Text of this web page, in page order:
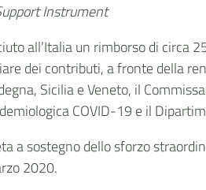
Instrument
all’Italia un rimborso di
dei contributi, a fronte della
Sicilia e Veneto, il
COVID-19 e il
a sostegno dello sforzo
2020.